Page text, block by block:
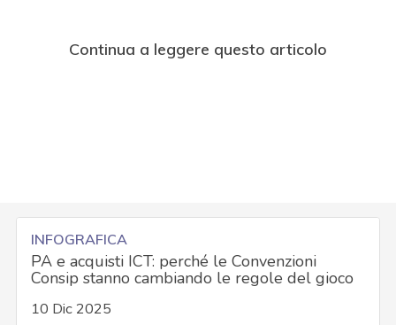
Continua a leggere questo articolo
INFOGRAFICA
PA e acquisti ICT: perché le Convenzioni
Consip stanno cambiando le regole del gioco
10 Dic 2025